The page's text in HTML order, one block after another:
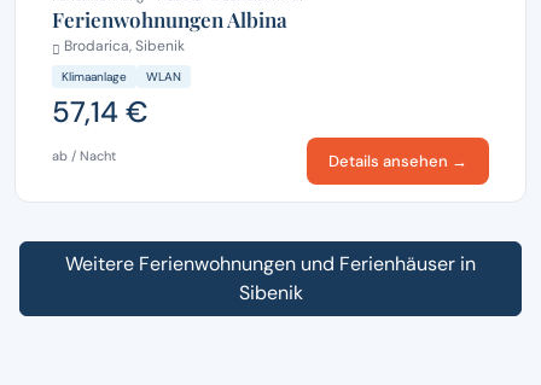
Ferienwohnungen Albina
Brodarica, Sibenik
Klimaanlage WLAN
57,14 €
ab / Nacht Details ansehen →
Weitere Ferienwohnungen und Ferienhäuser in
Sibenik